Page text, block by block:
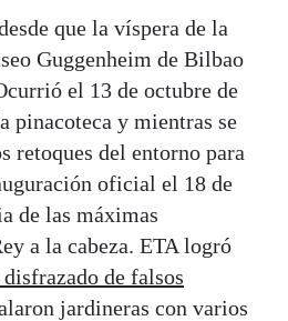
que la víspera de la
Guggenheim de Bilbao
el 13 de octubre de
pinacoteca y mientras se
retoques del entorno para
oficial el 18 de
de las máximas
a la cabeza. ETA logró
de falsos
jardineras con varios